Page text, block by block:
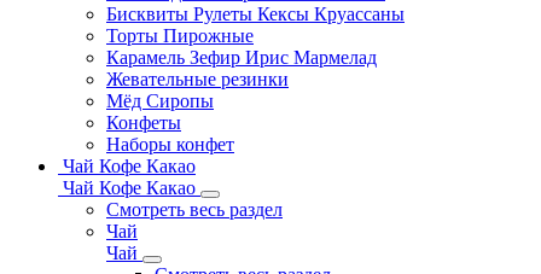
Бисквиты Рулеты Кексы Круассаны
Торты Пирожные
Карамель Зефир Ирис Мармелад
Жевательные резинки
Мёд Сиропы
Конфеты
Наборы конфет
Чай Кофе Какао
Чай Кофе Какао
Смотреть весь раздел
Чай
Чай